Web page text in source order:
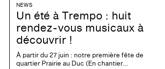
NEWS
Un été à Trempo : huit
rendez-vous musicaux à
découvrir !
À partir du 27 juin : notre première fête de
quartier Prairie au Duc (En chantier...